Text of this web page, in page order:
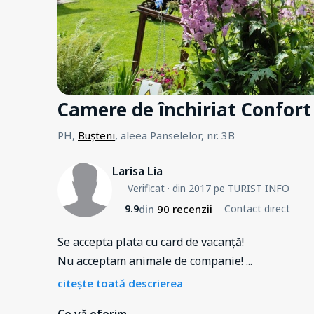
Camere de închiriat
PH, Bușteni, aleea Panselelor, nr. 3B
Larisa Lia
Verificat· din 2017 pe TURIST INFO
9.9din 90 recenzii Contact direct
Se accepta plata cu card de vacanță!
Nu acceptam animale de companie!...
citește toată descrierea